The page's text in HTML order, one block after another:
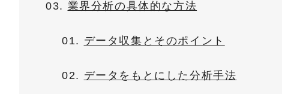
業界分析の具体的な方法
データ収集とそのポイント
データをもとにした分析手法